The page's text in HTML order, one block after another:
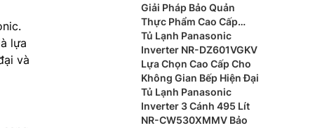
lựa
và
Giải Pháp Bảo Quản
Thực Phẩm Cao Cấp
Cho Gia Đình Hiện Đại
Tủ Lạnh Panasonic
Inverter NR-DZ601VGKV
Lựa Chọn Cao Cấp Cho
Không Gian Bếp Hiện Đại
Tủ Lạnh Panasonic
Inverter 3 Cánh 495 Lít
NR-CW530XMMV Bảo